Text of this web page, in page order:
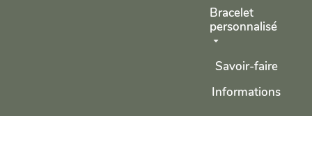
Bracelet
personnalisé
Savoir-faire
Informations